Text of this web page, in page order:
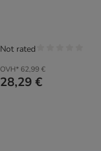
OVH* 62,99 €
28,29 €
Not rated